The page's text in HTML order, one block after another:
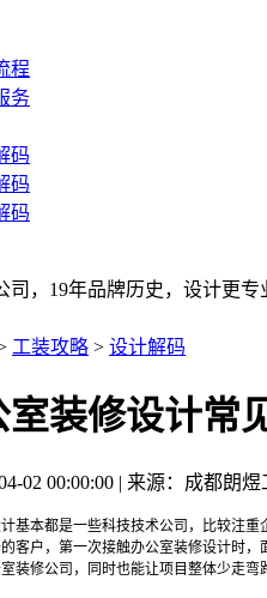
程
务
码
码
码
工装攻略 > 设计解码
装修设计常
02 00:00:00 | 来源：成都朗
本都是一些科技技术公司，比较注重
客户，第一次接触办公室装修设计时
装修公司，同时也能让项目整体少走弯